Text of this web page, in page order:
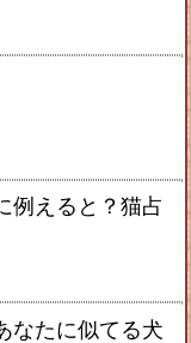
例えると？猫占
なたに似てる犬